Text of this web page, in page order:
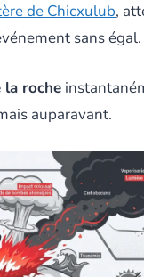
de Chicxulub,
sans égal.
la roche
auparavant.